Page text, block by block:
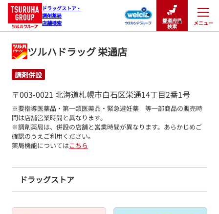
ドラッグストア・
調剤薬局
店舗検索
都道府県
検索
メニュー
閉じる
ツルハドラッグ 栄通店
調剤併設
〒003-0021 北海道札幌市白石区栄通14丁目2番1号
※要指導医薬品・第一類医薬品・緊急避妊薬　等一部商品の販売時
間は店舗営業時間と異なります。
※調剤薬局は、併設の店舗と営業時間が異なります。あらかじめご
確認のうえご利用ください。
薬局機能についてはこちら
ドラッグストア